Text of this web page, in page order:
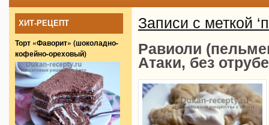
ХИТ-РЕЦЕПТ
Торт «Фаворит» (шоколадно-
кофейно-ореховый)
Записи с меткой
Равиоли
Атаки, без